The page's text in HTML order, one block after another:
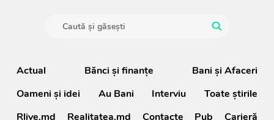
Actual Bănci şi finanţe
Bani și Afaceri
Oameni şi idei
Au Bani Interviu
Toate știrile
Rlive.md
Realitatea.md Contacte Pub
Carieră